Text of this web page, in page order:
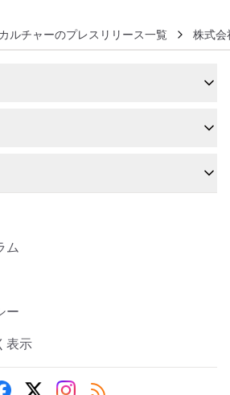
ルチャーのプレスリリース一覧 株式会
ム
ー
表示